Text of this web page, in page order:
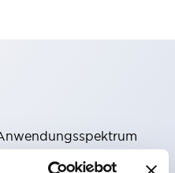
bis zum FA-Bereich